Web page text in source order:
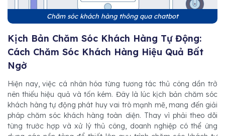
Chăm sóc khách hàng thông qua chatbot
Kịch Bản Chăm Sóc Khách Hàng Tự Động:
Cách Chăm Sóc Khách Hàng Hiệu Quả Bất
Ngờ
Hiện nay, việc cá nhân hóa từng tương tác thủ công dần trở
nên thiếu hiệu quả và tốn kém. Đây là lúc kịch bản chăm sóc
khách hàng tự động phát huy vai trò mạnh mẽ, mang đến giải
pháp chăm sóc khách hàng toàn diện. Thay vì phải theo dõi
từng trước hợp và xử lý thủ công, doanh nghiệp có thể ứng